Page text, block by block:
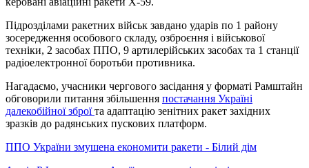
Підрозділами ракетних військ завдано ударів по 1 району
зосередження особового складу, озброєння і військової
техніки, 2 засобах ППО, 9 артилерійських засобах та 1 станції
радіоелектронної боротьби противника.
Нагадаємо, учасники чергового засідання у форматі Рамштайн
обговорили питання збільшення постачання Україні
далекобійної зброїта адаптацію зенітних ракет західних
зразків до радянських пускових платформ.
ППО України змушена економити ракети - Білий дім